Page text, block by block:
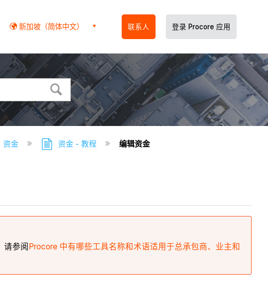
新加坡（简体中文） 联系人 登录 Procore 应用
资金 资金 - 教程 编辑资金
请参阅 Procore 中有哪些工具名称和术语适用于总承包商、业主和